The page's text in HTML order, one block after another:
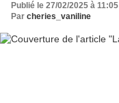
Publié le 27/02/2025 à 11:05
Par cheries_vaniline